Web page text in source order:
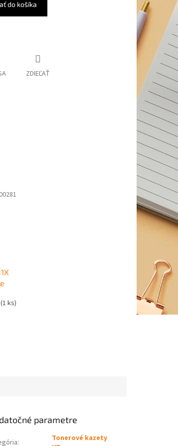
do košíka
ZDIEĽAŤ
(1 ks)
parametre
:
Tonerové kazety